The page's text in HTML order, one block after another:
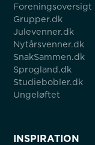
Foreningsoversigt
Grupper.dk
Julevenner.dk
Nytårsvenner.dk
SnakSammen.dk
Sprogland.dk
Studiebobler.dk
Ungeløftet
INSPIRATION